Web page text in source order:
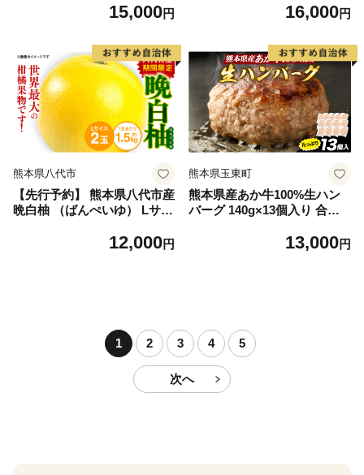
トグレー 4枚【配送不可地
15,000円
g×4パック 牛肉 すてーき 焼
16,000円
熊本県八代市
【先行予約】 熊本県八代市産
晩白柚 （ばんぺいゆ） Lサイ
もの フルーツ おやつ 特産 熊
12,000円
熊本県玉東町
熊本県産あか牛100%生ハン
バーグ 140g×13個入り 合計1
に出荷予定(土日祝除く)》熊
13,000円
1 2 3 4 5
次へ